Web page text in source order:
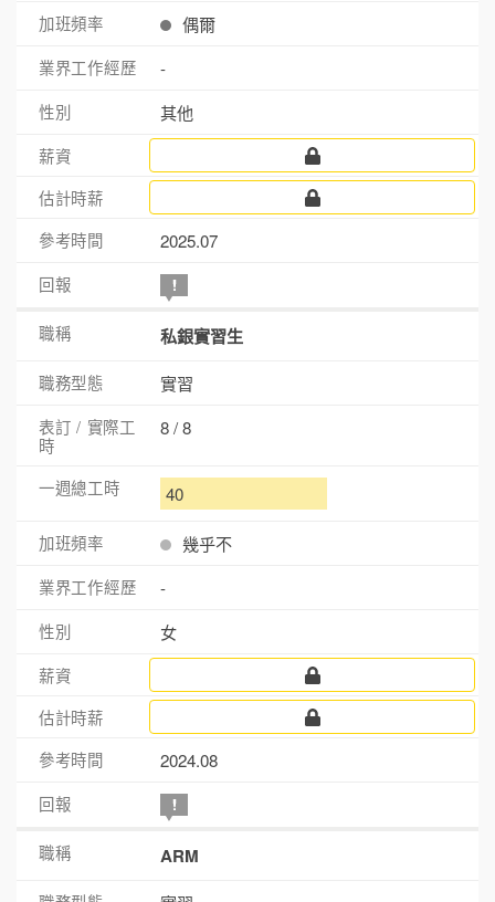
偶爾
-
其他
2025.07
私銀實習生
實習
8 / 8
40
幾乎不
-
女
2024.08
ARM